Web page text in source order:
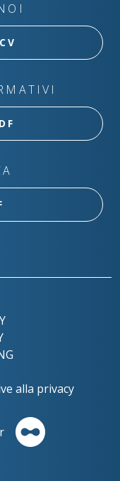
alla privacy